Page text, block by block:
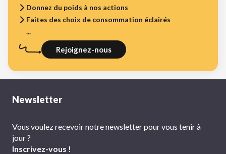
Donnez du poids à nos actions
Faites des choix de consommation éclairés
...
Rejoignez-nous
Newsletter
Vous voulez recevoir notre newsletter pour vous tenir à
jour ?
Inscrivez-vous !